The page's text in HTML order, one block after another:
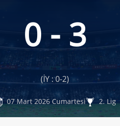
0 - 3
(İY : 0-2)
07 Mart 2026 Cumartesi 2. Lig